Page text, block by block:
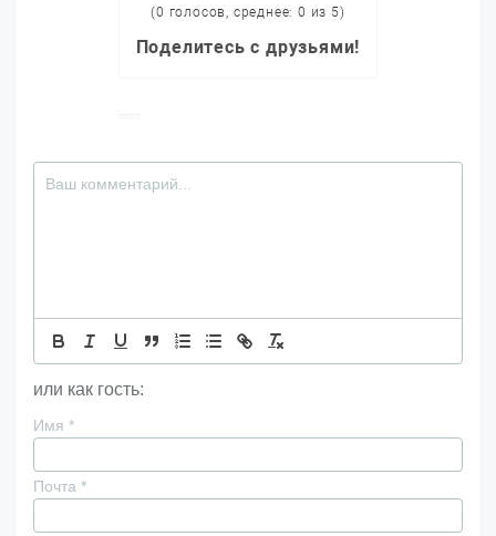
(0 голосов, среднее: 0 из 5)
Поделитесь с друзьями!
или как гость:
Имя *
Почта *